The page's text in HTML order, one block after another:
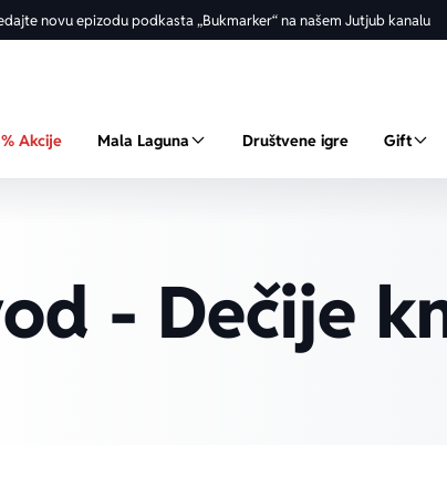
novu epizodu podkasta „Bukmarker“ na našem Jutjub kanalu
% Akcije Mala Laguna Društvene igre Gift
- Dečije